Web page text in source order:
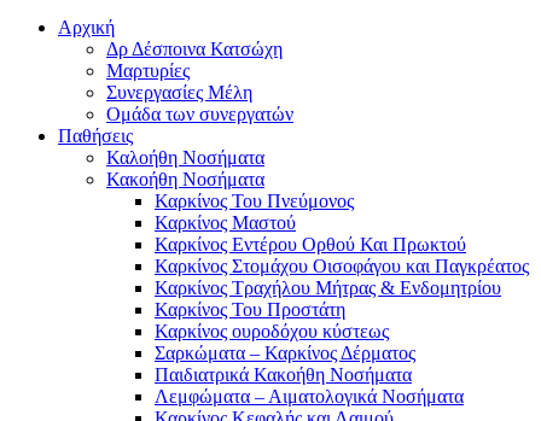
Αρχική
Δρ Δέσποινα Κατσώχη
Μαρτυρίες
Συνεργασίες Μέλη
Ομάδα των συνεργατών
Παθήσεις
Καλοήθη Νοσήματα
Κακοήθη Νοσήματα
Καρκίνος Του Πνεύμονος
Καρκίνος Μαστού
Καρκίνος Εντέρου Ορθού Και Πρωκτού
Καρκίνος Στομάχου Οισοφάγου και Παγκρέατος
Καρκίνος Τραχήλου Μήτρας & Ενδομητρίου
Καρκίνος Του Προστάτη
Καρκίνος ουροδόχου κύστεως
Σαρκώματα – Καρκίνος Δέρματος
Παιδιατρικά Κακοήθη Νοσήματα
Λεμφώματα – Αιματολογικά Νοσήματα